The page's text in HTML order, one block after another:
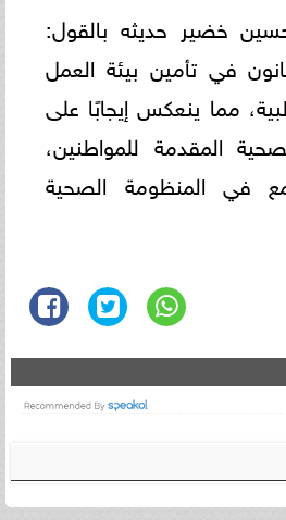
حسين خضير حديثه بالقول:
في تأمين بيئة العمل
مما ينعكس إيجابًا على
المقدمة للمواطنين،
في المنظومة الصحية